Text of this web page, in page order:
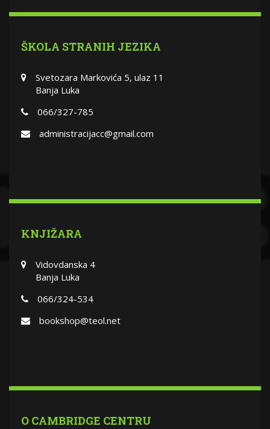
ŠKOLA STRANIH JEZIKA
Svetozara Markovića 5, ulaz 11
Banja Luka
066/327-785
administracijacc@gmail.com
KNJIŽARA
Vidovdanska 4
Banja Luka
066/324-534
bookshop@teol.net
O CAMBRIDGE CENTRU